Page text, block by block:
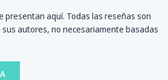
presentan aquí. Todas las reseñas son
autores, no necesariamente basadas